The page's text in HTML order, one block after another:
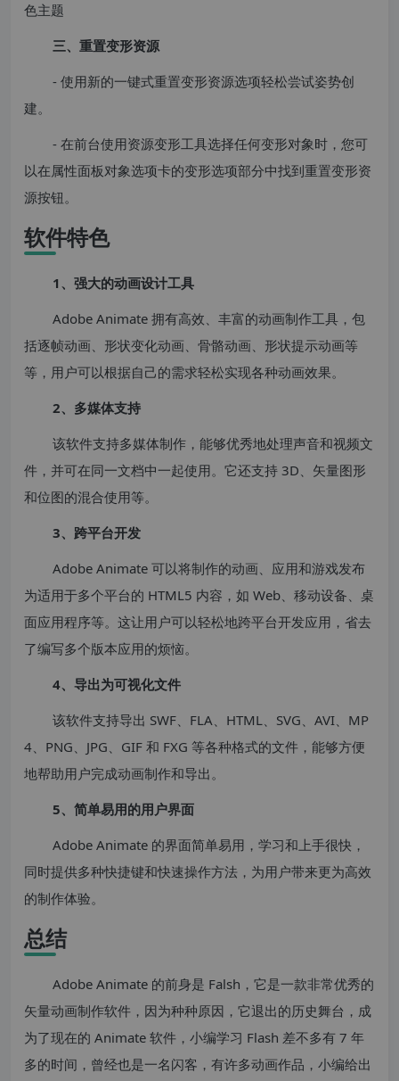
色主题
三、重置变形资源
- 使用新的一键式重置变形资源选项轻松尝试姿势创
建。
- 在前台使用资源变形工具选择任何变形对象时，您可
以在属性面板对象选项卡的变形选项部分中找到重置变形资
源按钮。
软件特色
1、强大的动画设计工具
Adobe Animate 拥有高效、丰富的动画制作工具，包
括逐帧动画、形状变化动画、骨骼动画、形状提示动画等
等，用户可以根据自己的需求轻松实现各种动画效果。
2、多媒体支持
该软件支持多媒体制作，能够优秀地处理声音和视频文
件，并可在同一文档中一起使用。它还支持 3D、矢量图形
和位图的混合使用等。
3、跨平台开发
Adobe Animate 可以将制作的动画、应用和游戏发布
为适用于多个平台的 HTML5 内容，如 Web、移动设备、桌
面应用程序等。这让用户可以轻松地跨平台开发应用，省去
了编写多个版本应用的烦恼。
4、导出为可视化文件
该软件支持导出 SWF、FLA、HTML、SVG、AVI、MP
4、PNG、JPG、GIF 和 FXG 等各种格式的文件，能够方便
地帮助用户完成动画制作和导出。
5、简单易用的用户界面
Adobe Animate 的界面简单易用，学习和上手很快，
同时提供多种快捷键和快速操作方法，为用户带来更为高效
的制作体验。
总结
Adobe Animate 的前身是 Falsh，它是一款非常优秀的
矢量动画制作软件，因为种种原因，它退出的历史舞台，成
为了现在的 Animate 软件，小编学习 Flash 差不多有 7 年
多的时间，曾经也是一名闪客，有许多动画作品，小编给出